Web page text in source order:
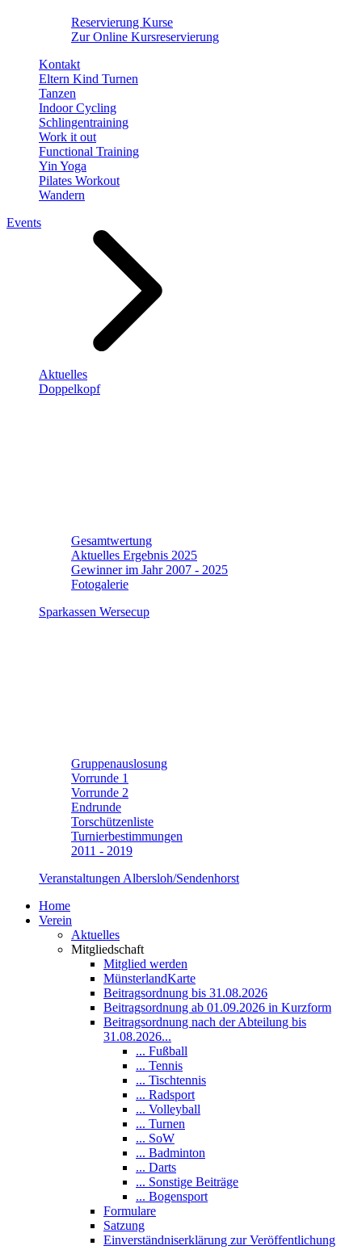
Reservierung Kurse
Zur Online Kursreservierung
Kontakt
Eltern Kind Turnen
Tanzen
Indoor Cycling
Schlingentraining
Work it out
Functional Training
Yin Yoga
Pilates Workout
Wandern
Events
Aktuelles
Doppelkopf
Gesamtwertung
Aktuelles Ergebnis 2025
Gewinner im Jahr 2007 - 2025
Fotogalerie
Sparkassen Wersecup
Gruppenauslosung
Vorrunde 1
Vorrunde 2
Endrunde
Torschützenliste
Turnierbestimmungen
2011 - 2019
Veranstaltungen Albersloh/Sendenhorst
Home
Verein
Aktuelles
Mitgliedschaft
Mitglied werden
MünsterlandKarte
Beitragsordnung bis 31.08.2026
Beitragsordnung ab 01.09.2026 in Kurzform
Beitragsordnung nach der Abteilung bis
31.08.2026...
... Fußball
... Tennis
... Tischtennis
... Radsport
... Volleyball
... Turnen
... SoW
... Badminton
... Darts
... Sonstige Beiträge
... Bogensport
Formulare
Satzung
Einverständniserklärung zur Veröffentlichung